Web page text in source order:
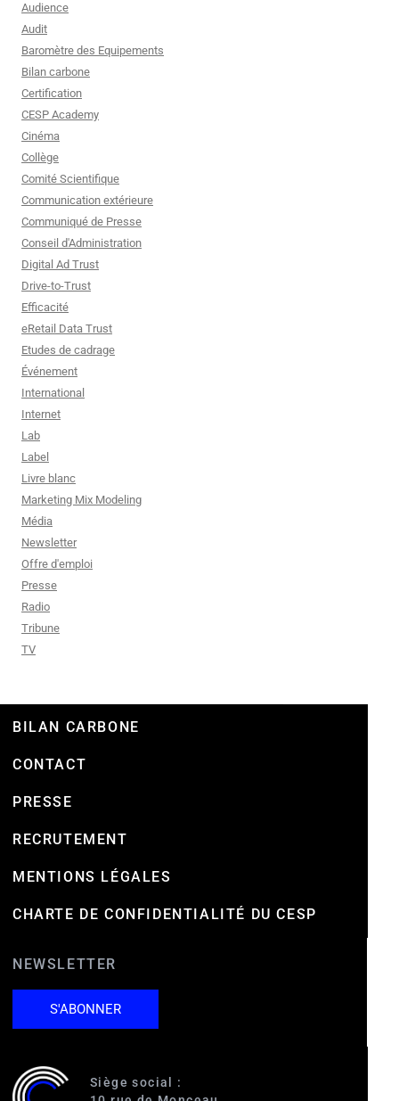
Audience
Audit
Baromètre des Equipements
Bilan carbone
Certification
CESP Academy
Cinéma
Collège
Comité Scientifique
Communication extérieure
Communiqué de Presse
Conseil d'Administration
Digital Ad Trust
Drive-to-Trust
Efficacité
eRetail Data Trust
Etudes de cadrage
Événement
International
Internet
Lab
Label
Livre blanc
Marketing Mix Modeling
Média
Newsletter
Offre d'emploi
Presse
Radio
Tribune
TV
BILAN CARBONE
CONTACT
PRESSE
RECRUTEMENT
MENTIONS LÉGALES
CHARTE DE CONFIDENTIALITÉ DU CESP
NEWSLETTER
S'ABONNER
Siège social :